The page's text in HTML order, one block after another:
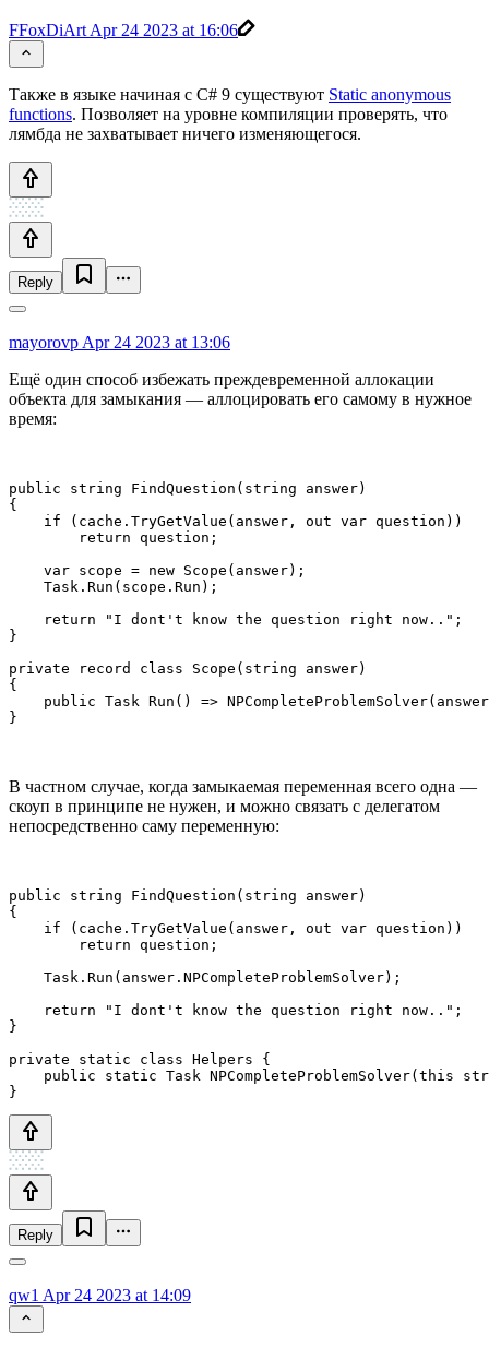
FFoxDiArt Apr 24 2023 at 16:06
Также в языке начиная с C# 9 существуют Static anonymous
functions. Позволяет на уровне компиляции проверять, что
лямбда не захватывает ничего изменяющегося.
Reply
mayorovp Apr 24 2023 at 13:06
Ещё один способ избежать преждевременной аллокации
объекта для замыкания — аллоцировать его самому в нужное
время:
public string FindQuestion(string answer)
{
    if (cache.TryGetValue(answer, out var question))
        return question;
    var scope = new Scope(answer);
    Task.Run(scope.Run);
    return "I dont't know the question right now..";
}
private record class Scope(string answer)
{
public Task Run() =>
}
В частном случае, когда замыкаемая переменная всего одна —
скоуп в принципе не нужен, и можно связать с делегатом
непосредственно саму переменную:
public string FindQuestion(string answer)
{
    if (cache.TryGetValue(answer, out var question))
        return question;
    Task.Run(answer.NPCompleteProblemSolver);
    return "I dont't know the question right now..";
}
private static class Helpers {
public static Task NPCompleteProblemSolver(this
}
Reply
qw1 Apr 24 2023 at 14:09